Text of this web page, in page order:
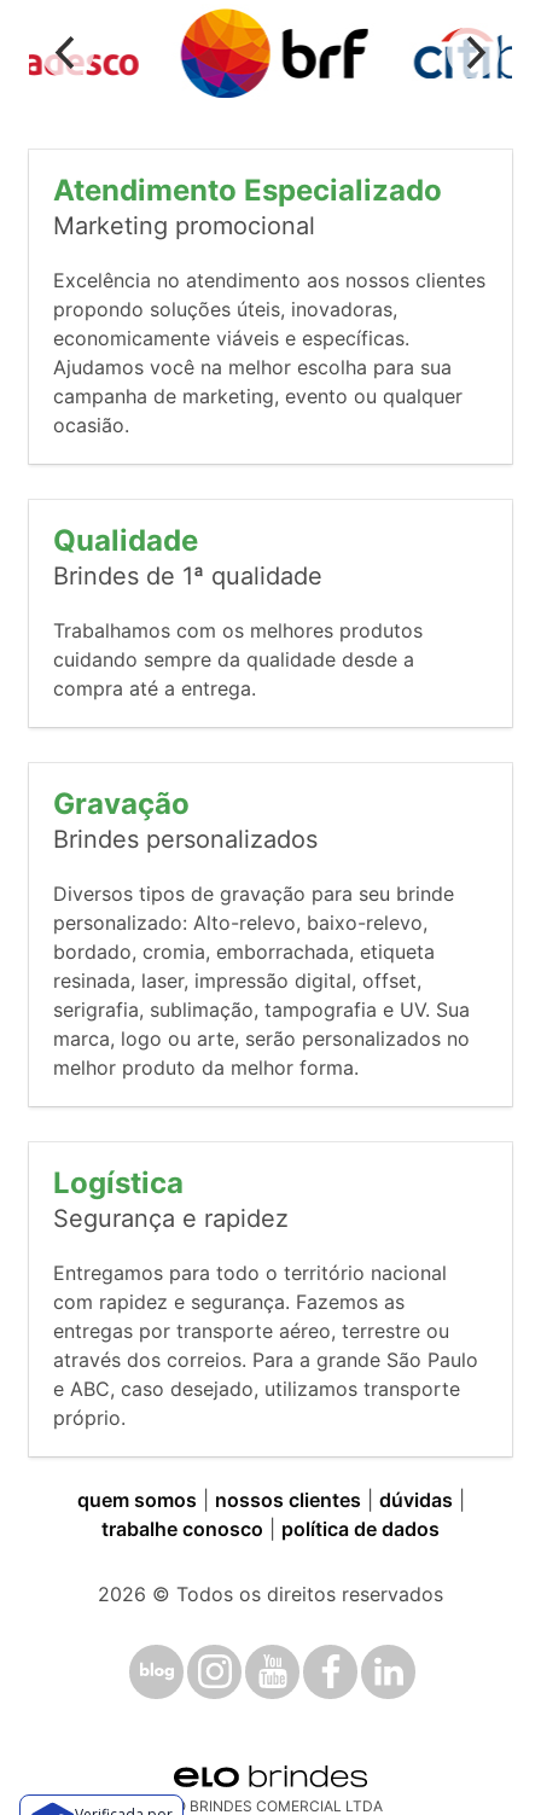
Atendimento Especializado
Marketing promocional
Excelência no atendimento aos nossos clientes
propondo soluções úteis, inovadoras,
economicamente viáveis e específicas.
Ajudamos você na melhor escolha para sua
campanha de marketing, evento ou qualquer
ocasião.
Qualidade
Brindes de 1ª qualidade
Trabalhamos com os melhores produtos
cuidando sempre da qualidade desde a
compra até a entrega.
Gravação
Brindes personalizados
Diversos tipos de gravação para seu brinde
personalizado: Alto-relevo, baixo-relevo,
bordado, cromia, emborrachada, etiqueta
resinada, laser, impressão digital, offset,
serigrafia, sublimação, tampografia e UV. Sua
marca, logo ou arte, serão personalizados no
melhor produto da melhor forma.
Logística
Segurança e rapidez
Entregamos para todo o território nacional
com rapidez e segurança. Fazemos as
entregas por transporte aéreo, terrestre ou
através dos correios. Para a grande São Paulo
e ABC, caso desejado, utilizamos transporte
próprio.
quem somos nossos clientes dúvidas
trabalhe conosco
política de dados
2026 © Todos os direitos reservados
ELO BRINDES COMERCIAL LTDA